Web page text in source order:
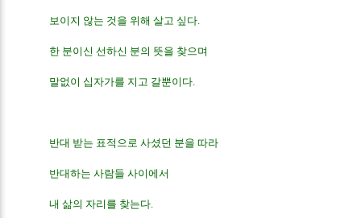
보이지 않는 것을 위해 살고 싶다.
한 분이신 선하신 분의 뜻을 찾으며
말없이 십자가를 지고 갈뿐이다.
반대 받는 표적으로 사셨던 분을 따라
반대하는 사람들 사이에서
내 삶의 자리를 찾는다.